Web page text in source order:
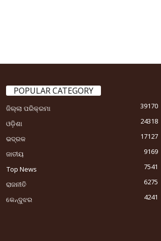
POPULAR CATEGORY
ଜିଲ୍ଲା ପରିକ୍ରମା
39170
ଓଡ଼ିଶା
24318
ଭଦ୍ରକ
17127
ଜାତୀୟ
9169
Top News
7541
ରାଜନୀତି
6275
କେନ୍ଦୁଝର
4241